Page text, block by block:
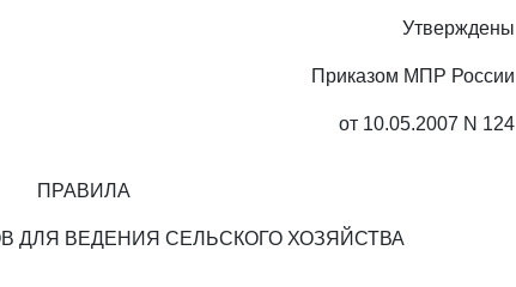
Утверждены
Приказом МПР России
от 10.05.2007 N 124
ПРАВИЛА
ДЛЯ ВЕДЕНИЯ СЕЛЬСКОГО ХОЗЯЙСТВА